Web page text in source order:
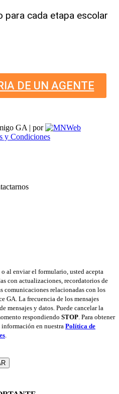
para cada etapa escolar
DE UN AGENTE
GA | por
y Condiciones
al enviar el formulario, usted acepta
con actualizaciones, recordatorios de
comunicaciones relacionadas con los
GA. La frecuencia de los mensajes
mensajes y datos. Puede cancelar la
respondiendo STOP. Para obtener
información en nuestraPolítica de
.